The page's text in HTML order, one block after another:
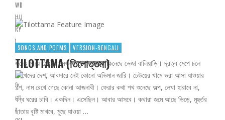
জলের গায়ে ঠোঁটের সমর্থন। বেশ, স্রোত কিনেছে ভেজা বালিয়াড়ি। দূরত্ব মেপে চলে
চোখেদের দেশ, আবদারে নেই কোনো অভিমান জারি। ঢেউয়ের খামে ভরা আসা যাওয়ার
গল্প, নাম রেখে গেছে কোনা আজনাবী। ফেরার কথা পথ শুনেছে অল্প, লেখা হারাবে না,
বন্ধ ঘরের চাবি। একদিন। এসেছিল। আবার আসবে। কথারা জমে আছে ভিড়ে, মূহুর্তর
ছাতায় বৃষ্টি মাখবে, মুছে যাওয়া …
SONGS AND POEMS VERSION-BENGALI
TILOTTAMA (তিলোত্তমা)